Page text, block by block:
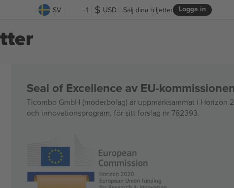
SV +1 USD Logga in
Sälj dina biljetter
Seal of Excellence av EU-kommissionen
Ticombo GmbH (moderbolag) är uppmärksammat i Horizon
och innovationsprogram, för sitt förslag nr 782393.